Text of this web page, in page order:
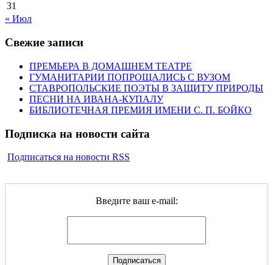
31
« Июл
Свежие записи
ПРЕМЬЕРА В ДОМАШНЕМ ТЕАТРЕ
ГУМАНИТАРИИ ПОПРОЩАЛИСЬ С ВУЗОМ
СТАВРОПОЛЬСКИЕ ПОЭТЫ В ЗАЩИТУ ПРИРОДЫ
ПЕСНИ НА ИВАНА-КУПАЛУ
БИБЛИОТЕЧНАЯ ПРЕМИЯ ИМЕНИ С. П. БОЙКО
Подписка на новости сайта
Подписаться на новости RSS
Введите ваш e-mail: